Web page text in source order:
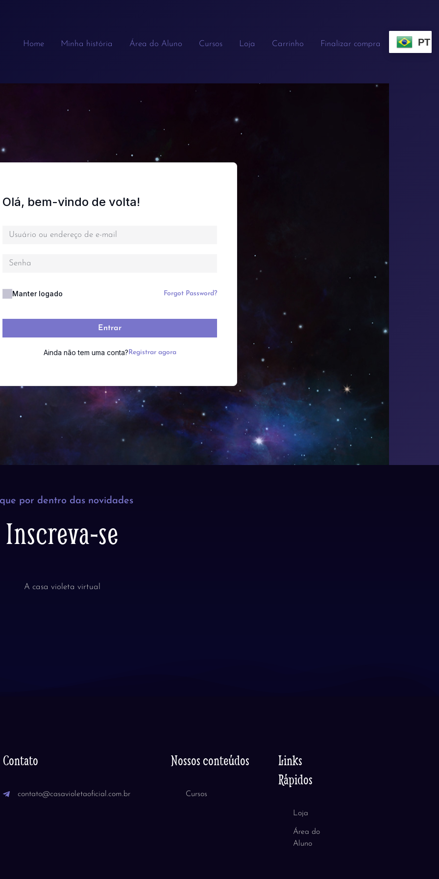
Home Minha história Área do Aluno Cursos Loja Carrinho Finalizar compra PT
Olá, bem-vindo de volta!
Manter logado Forgot Password?
Entrar
Ainda não tem uma conta? Registrar agora
por dentro das novidades
Inscreva-se
A casa violeta virtual
Contato
contato@casavioletaoficial.com.br
Nossos conteúdos
Cursos
Links
Rápidos
Loja
Área do
Aluno